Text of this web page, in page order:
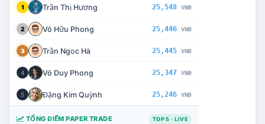
1 Trần Thị Hương 25,548 VNĐ
2 Võ Hữu Phong 25,446 VNĐ
3 Trần Ngọc Hà 25,445 VNĐ
4 Võ Duy Phong 25,347 VNĐ
5 Đặng Kim Quỳnh 25,246 VNĐ
TỔNG ĐIỂM PAPER TRADE TOP 5 · LIVE